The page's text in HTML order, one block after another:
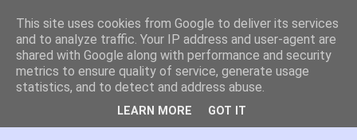
es por madrid
El blog de Madrid y su actualidad, proyectos, transporte,
movilidad, arquitectura, participación, medio ambiente,
educación, empleo, ...
This site uses cookies from Google to deliver its services
and to analyze traffic. Your IP address and user-agent are
shared with Google along with performance and security
metrics to ensure quality of service, generate usage
statistics, and to detect and address abuse.
LEARN MORE GOT IT